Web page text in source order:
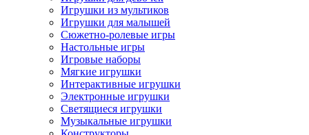
Игрушки из мультиков
Игрушки для малышей
Сюжетно-ролевые игры
Настольные игры
Игровые наборы
Мягкие игрушки
Интерактивные игрушки
Электронные игрушки
Светящиеся игрушки
Музыкальные игрушки